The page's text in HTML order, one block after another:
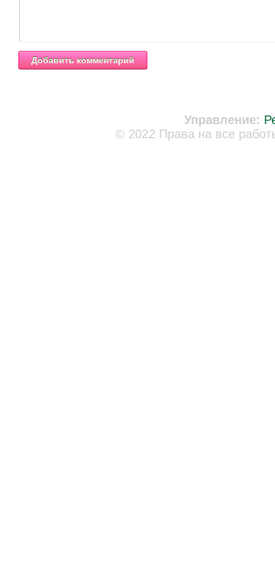
Управление:
© 2022 Права на все